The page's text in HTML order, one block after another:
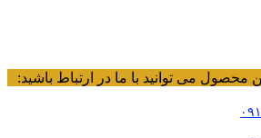
می توانید با ما در ارتباط باشید: